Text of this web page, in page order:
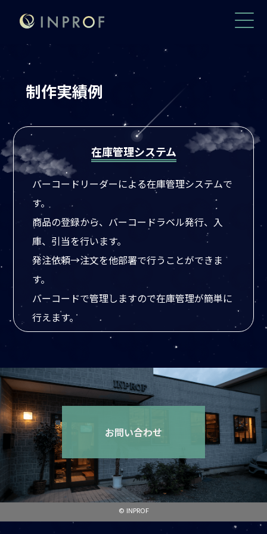
制作実績例
在庫管理システム
バーコードリーダーによる在庫管理システムで
す。
商品の登録から、バーコードラベル発行、入
庫、引当を行います。
発注依頼→注文を他部署で行うことができま
す。
バーコードで管理しますので在庫管理が簡単に
行えます。
お問い合わせ
© INPROF